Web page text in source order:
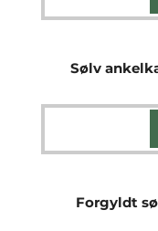
Sølv
Forgyldt